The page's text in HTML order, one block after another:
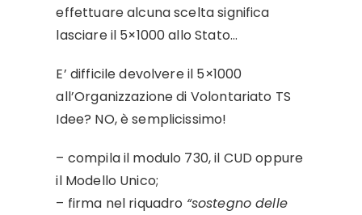
effettuare alcuna scelta significa
lasciare il 5×1000 allo Stato…
E’ difficile devolvere il 5×1000
all’Organizzazione di Volontariato TS
Idee? NO, è semplicissimo!
– compila il modulo 730, il CUD oppure
il Modello Unico;
– firma nel riquadro “sostegno delle